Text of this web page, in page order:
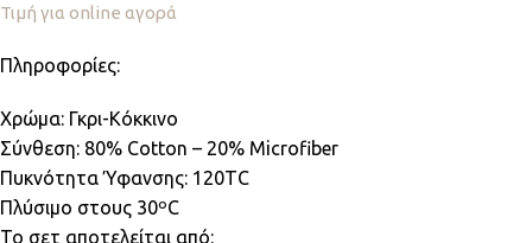
Τιμή για online αγορά
Πληροφορίες:
Χρώμα: Γκρι-Κόκκινο
Σύνθεση: 80% Cotton – 20% Microfiber
Πυκνότητα Ύφανσης: 120TC
Πλύσιμο στους 30ºC
Το σετ αποτελείται από: